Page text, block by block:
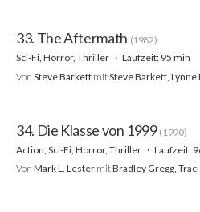
33. The Aftermath (1982)
Sci-Fi, Horror, Thriller
Laufzeit: 95 min
Von Steve Barkett mitSteve Barkett, Lynne
34. Die Klasse von 1999 (1990)
Action, Sci-Fi, Horror, Thriller
Laufzeit:
Von Mark L. Lester mitBradley Gregg,